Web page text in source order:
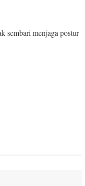
sembari menjaga postur